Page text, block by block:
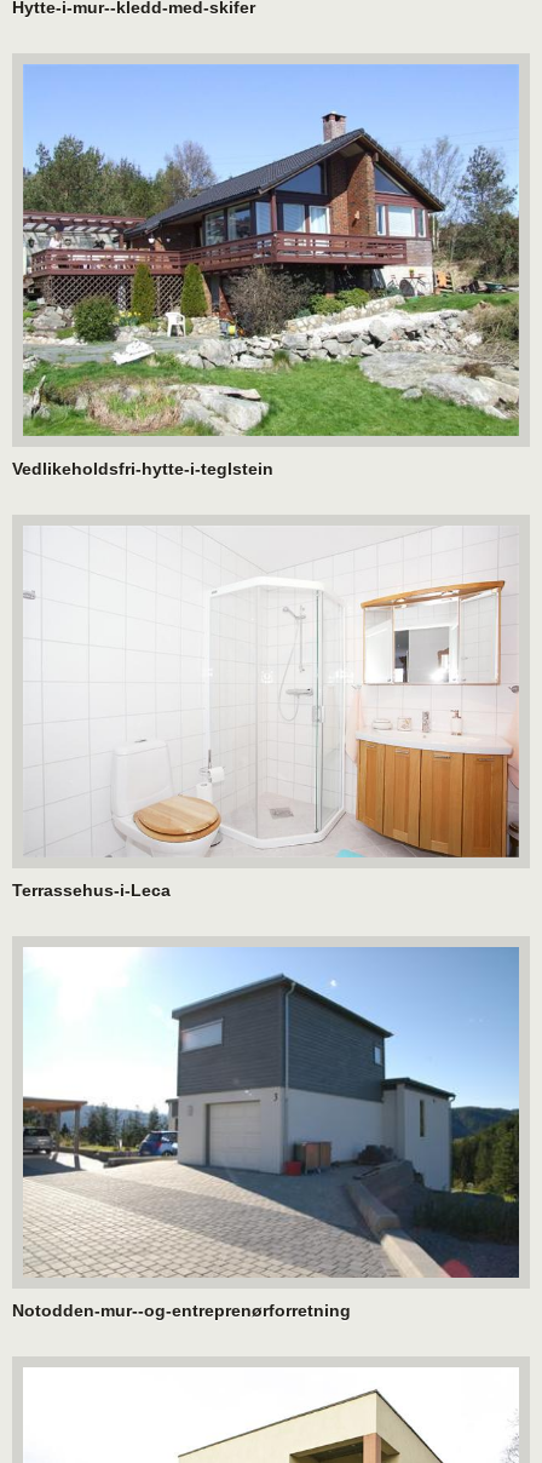
Hytte-i-mur--kledd-med-skifer
Vedlikeholdsfri-hytte-i-teglstein
Terrassehus-i-Leca
Notodden-mur--og-entreprenørforretning